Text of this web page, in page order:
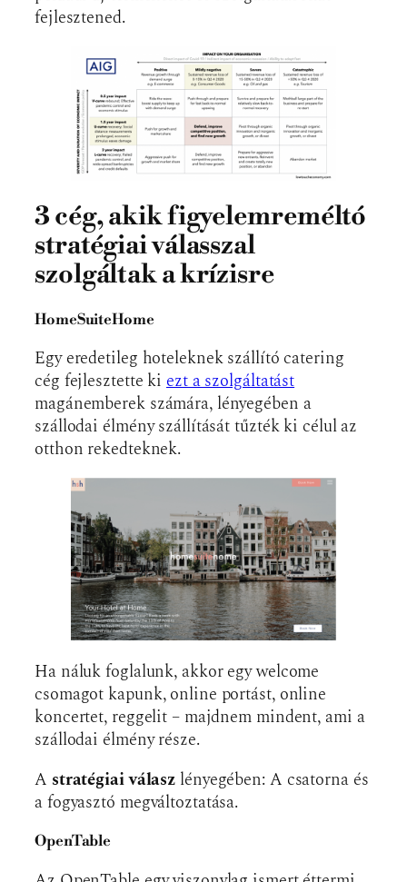
fejlesztened.
3 cég, akik figyelemreméltó
stratégiai válasszal
szolgáltak a krízisre
HomeSuiteHome
Egy eredetileg hoteleknek szállító catering
cég fejlesztette ki ezt a szolgáltatást
magánemberek számára, lényegében a
szállodai élmény szállítását tűzték ki célul az
otthon rekedteknek.
Ha náluk foglalunk, akkor egy welcome
csomagot kapunk, online portást, online
koncertet, reggelit – majdnem mindent, ami a
szállodai élmény része.
A stratégiai válasz lényegében: A csatorna és
a fogyasztó megváltoztatása.
OpenTable